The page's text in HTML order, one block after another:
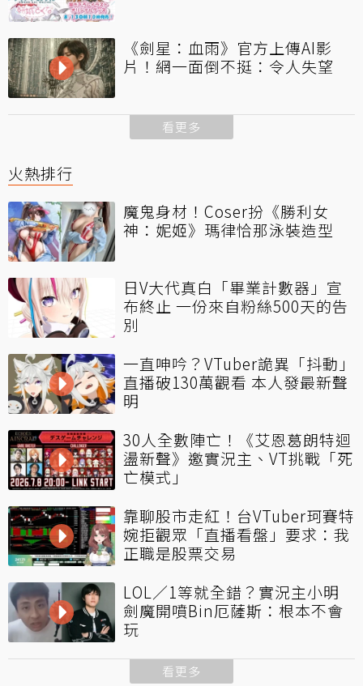
《劍星：血雨》官方上傳AI影
片！網一面倒不挺：令人失望
看更多
火熱排行
魔鬼身材！Coser扮《勝利女
神：妮姬》瑪律恰那泳裝造型
日V大代真白「畢業計數器」宣
布終止 一份來自粉絲500天的告
別
一直呻吟？VTuber詭異「抖動」
直播破130萬觀看 本人發最新聲
明
30人全數陣亡！《艾恩葛朗特迴
盪新聲》邀實況主、VT挑戰「死
亡模式」
靠聊股市走紅！台VTuber珂賽特
婉拒觀眾「直播看盤」要求：我
正職是股票交易
LOL／1等就全錯？實況主小明
劍魔開噴Bin厄薩斯：根本不會
玩
看更多